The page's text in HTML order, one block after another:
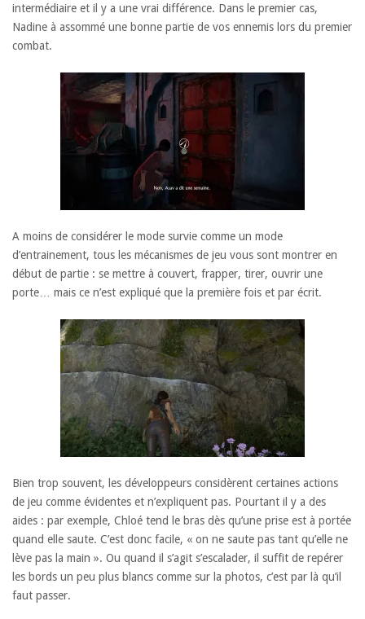
intermédiaire et il y a une vrai différence. Dans le premier cas,
Nadine à assommé une bonne partie de vos ennemis lors du premier
combat.
A moins de considérer le mode survie comme un mode
d’entrainement, tous les mécanismes de jeu vous sont montrer en
début de partie : se mettre à couvert, frapper, tirer, ouvrir une
porte… mais ce n’est expliqué que la première fois et par écrit.
Bien trop souvent, les développeurs considèrent certaines actions
de jeu comme évidentes et n’expliquent pas. Pourtant il y a des
aides : par exemple, Chloé tend le bras dès qu’une prise est à portée
quand elle saute. C’est donc facile, « on ne saute pas tant qu’elle ne
lève pas la main ». Ou quand il s’agit s’escalader, il suffit de repérer
les bords un peu plus blancs comme sur la photos, c’est par là qu’il
faut passer.